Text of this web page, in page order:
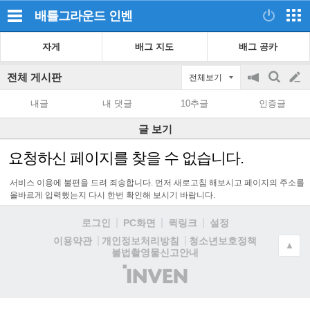
배틀그라운드 인벤
자게 배그 지도 배그 공카
전체 게시판 전체보기
공
on/off
검
색
글
쓰
기
내글 내 댓글 10추글 인증글
글 보기
요청하신 페이지를 찾을 수 없습니다.
서비스 이용에 불편을 드려 죄송합니다. 먼저 새로고침 해보시고 페이지의 주소를
올바르게 입력했는지 다시 한번 확인해 보시기 바랍니다.
로그인 PC화면 퀵링크
설정
이용약관
개인정보처리방침
청소년보호정책
불법촬영물신고안내
(주)
인
▲